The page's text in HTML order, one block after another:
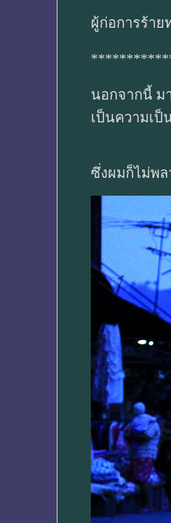
ผู้ก่อการร้าย
นอกจากนี้ ม
เป็นความเ
ซึ่งผมก็ไม่พ